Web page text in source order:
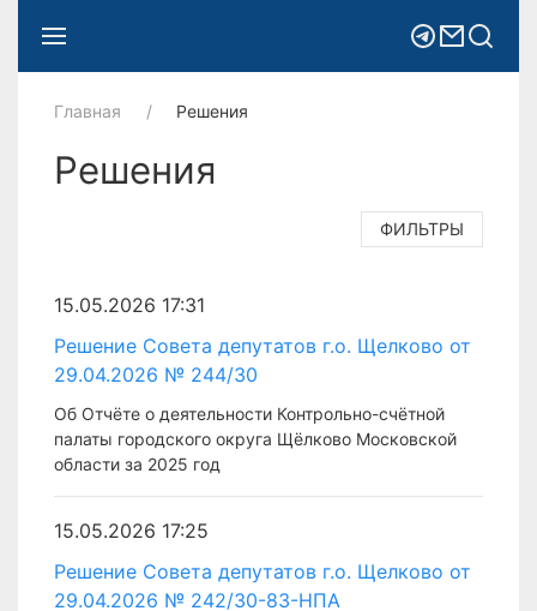
Главная Решения
Решения
ФИЛЬТРЫ
15.05.2026 17:31
Решение Совета депутатов г.о. Щелково от
29.04.2026 № 244/30
Об Отчёте о деятельности Контрольно-счётной
палаты городского округа Щёлково Московской
области за 2025 год
15.05.2026 17:25
Решение Совета депутатов г.о. Щелково от
29.04.2026 № 242/30-83-НПА